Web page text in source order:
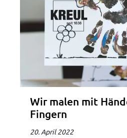
Wir malen mit
Fingern
20. April 2022